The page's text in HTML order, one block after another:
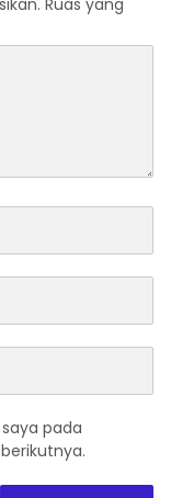
Ruas yang
pada